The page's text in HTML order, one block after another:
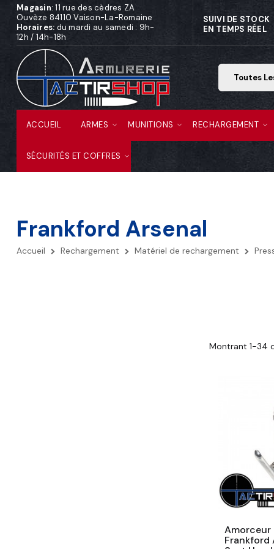
Magasin: 11 rue des cèdres ZA
Ouvèze 84110 Vaison-La-Romaine
Horaires: du mardi au samedi : 9h-
12h / 14h-18h
SUIVI DE STOCK
EN TEMPS RÉEL
ACCUEIL ARMES MUNITIONS RECHARGEMENT
SÉCURITÉS ET COFFRES
Frankford Arsenal
Accueil Rechargement Matériel de rechargement
Montrant 1-34
Amorceur
Frankford